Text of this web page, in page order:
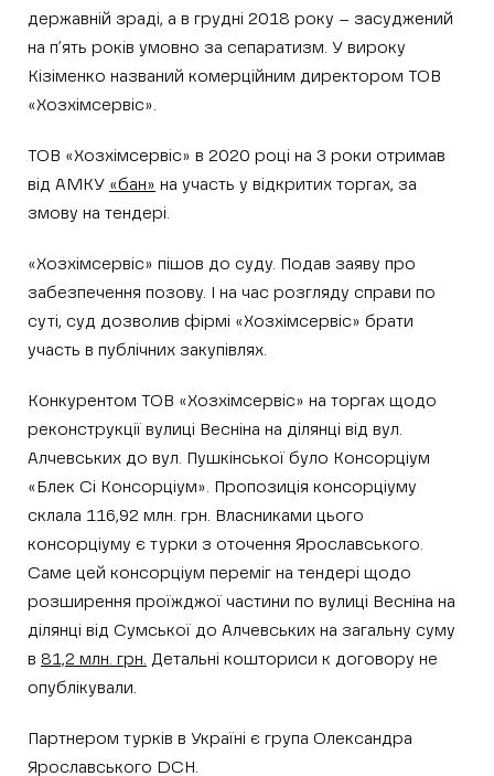
державній зраді, а в грудні 2018 року – засуджений
на п’ять років умовно за сепаратизм. У вироку
Кізіменко названий комерційним директором ТОВ
«Хозхімсервіс».
ТОВ «Хозхімсервіс» в 2020 році на 3 роки отримав
від АМКУ «бан» на участь у відкритих торгах, за
змову на тендері.
«Хозхімсервіс» пішов до суду. Подав заяву про
забезпечення позову. І на час розгляду справи по
суті, суд дозволив фірмі «Хозхімсервіс» брати
участь в публічних закупівлях.
Конкурентом ТОВ «Хозхімсервіс» на торгах щодо
реконструкції вулиці Весніна на ділянці від вул.
Алчевських до вул. Пушкінської було Консорціум
«Блек Сі Консорціум». Пропозиція консорціуму
склала 116,92 млн. грн. Власниками цього
консорціуму є турки з оточення Ярославського.
Саме цей консорціум переміг на тендері щодо
розширення проїжджої частини по вулиці Весніна на
ділянці від Сумської до Алчевських на загальну суму
в 81,2 млн. грн. Детальні кошториси к договору не
опублікували.
Партнером турків в Україні є група Олександра
Ярославського DCH.